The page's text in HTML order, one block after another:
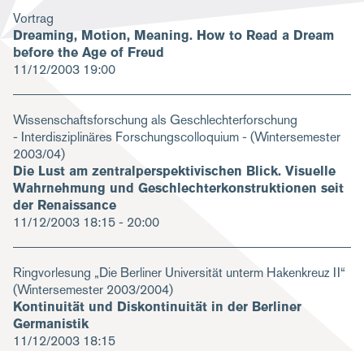
Vortrag
Dreaming, Motion, Meaning. How to Read a Dream
before the Age of Freud
11/12/2003 19:00
Wissenschaftsforschung als Geschlechterforschung
- Interdisziplinäres Forschungscolloquium - (Wintersemester
2003/04)
Die Lust am zentralperspektivischen Blick. Visuelle
Wahrnehmung und Geschlechterkonstruktionen seit
der Renaissance
11/12/2003 18:15 - 20:00
Ringvorlesung „Die Berliner Universität unterm Hakenkreuz II“
(Wintersemester 2003/2004)
Kontinuität und Diskontinuität in der Berliner
Germanistik
11/12/2003 18:15